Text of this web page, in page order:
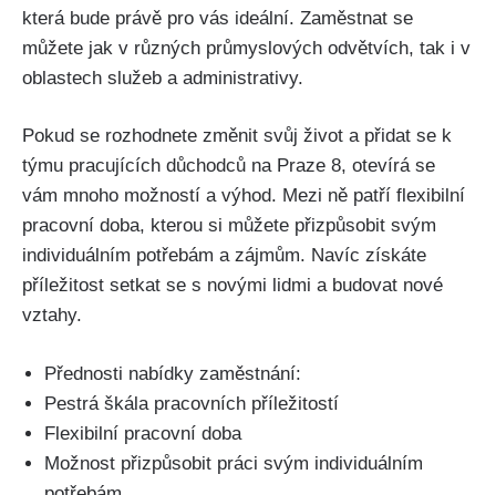
která bude právě pro vás ideální. Zaměstnat se
můžete jak v různých průmyslových odvětvích, tak i v
oblastech služeb a administrativy.
Pokud se rozhodnete změnit svůj život a přidat se k
týmu pracujících důchodců na Praze 8, otevírá se
vám mnoho možností a výhod. Mezi ně patří flexibilní
pracovní doba, kterou si můžete přizpůsobit svým
individuálním potřebám a zájmům. Navíc získáte
příležitost setkat se s novými lidmi a budovat nové
vztahy.
Přednosti nabídky zaměstnání:
Pestrá škála pracovních příležitostí
Flexibilní pracovní doba
Možnost přizpůsobit práci svým individuálním